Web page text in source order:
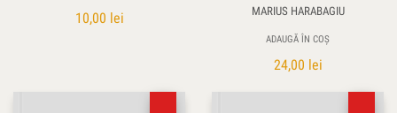
10,00 lei MARIUS HARABAGIU
ADAUGĂ ÎN COȘ
24,00 lei